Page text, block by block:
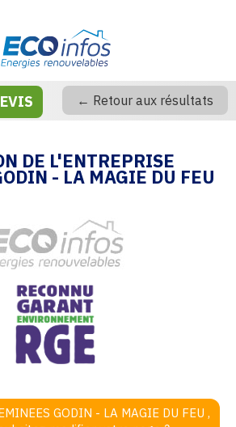
← Retour aux résultats
DE L'ENTREPRISE
- LA MAGIE DU FEU
GODIN - LA MAGIE DU FEU ,